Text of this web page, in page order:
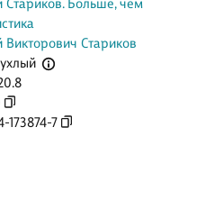
Стариков. Больше, чем
Викторович Стариков
173874-7